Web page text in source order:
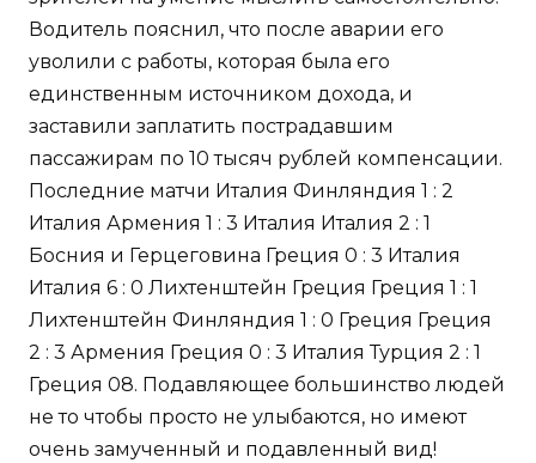
Водитель пояснил, что после аварии его
уволили с работы, которая была его
единственным источником дохода, и
заставили заплатить пострадавшим
пассажирам по 10 тысяч рублей компенсации.
Последние матчи Италия Финляндия 1 : 2
Италия Армения 1 : 3 Италия Италия 2 : 1
Босния и Герцеговина Греция 0 : 3 Италия
Италия 6 : 0 Лихтенштейн Греция Греция 1 : 1
Лихтенштейн Финляндия 1 : 0 Греция Греция
2 : 3 Армения Греция 0 : 3 Италия Турция 2 : 1
Греция 08. Подавляющее большинство людей
не то чтобы просто не улыбаются, но имеют
очень замученный и подавленный вид!